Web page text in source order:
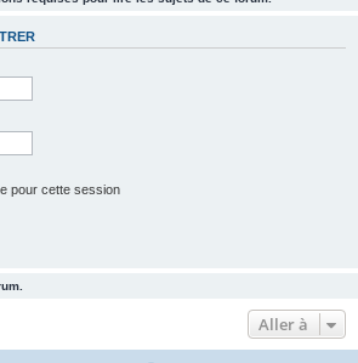
pour cette session
Aller à